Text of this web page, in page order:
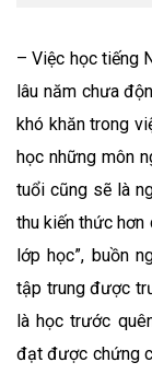
– Việc học tiếng
lâu năm chưa
khó khăn trong
học những môn
tuổi cũng sẽ là
thu kiến thức hơn
lớp học”, buồn
tập trung được
là học trước
đạt được chứng